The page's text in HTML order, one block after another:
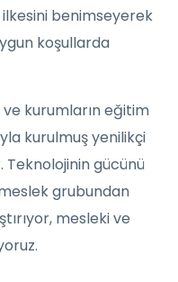
ilkesini benimseyerek
koşullarda
kurumların eğitim
kurulmuş yenilikçi
gücünü
grubundan
mesleki ve